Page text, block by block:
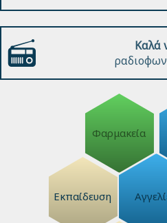
Καλά
Φαρμακεία
Εκπαίδευση